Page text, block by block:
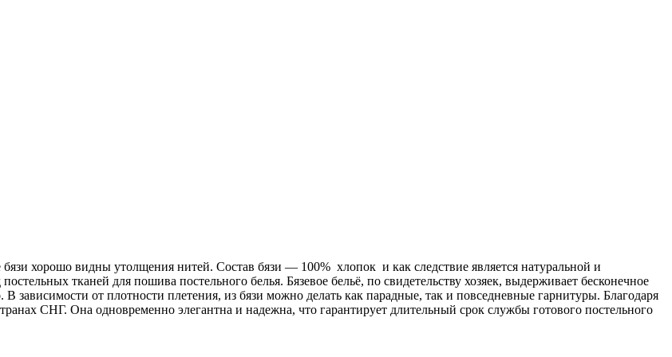
бязи хорошо видны утолщения нитей. Состав бязи ― 100% хлопок и как следствие является натуральной и
тканей для пошива постельного белья. Бязевое бельё, по свидетельству хозяек, выдерживает бесконечное
зависимости от плотности плетения, из бязи можно делать как парадные, так и повседневные гарнитуры. Благодаря
СНГ. Она одновременно элегантна и надежна, что гарантирует длительный срок службы готового постельного